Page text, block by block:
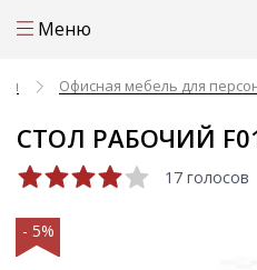
Меню
Офисная мебель для
СТОЛ РАБОЧИЙ
17 голосов
- 5%